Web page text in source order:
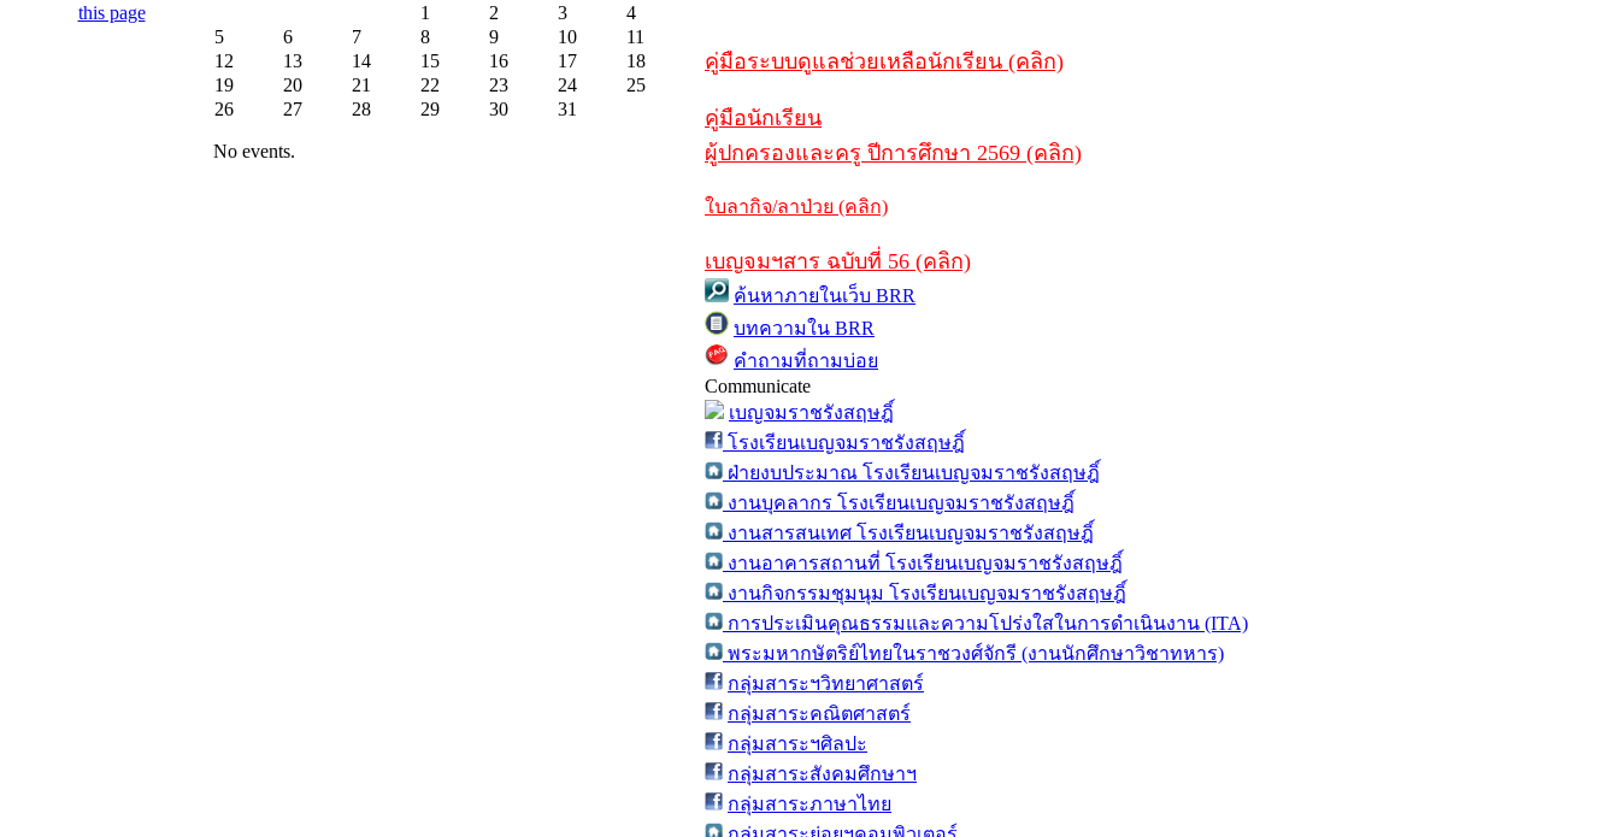
1
2 3
4
5
6 7 8 9 10
11
12
13 14 15 16 17
18
19
20 21 22 23 24
25
26
27 28 29 30 31
No events.
คู่มือระบบดูแลช่วยเหลือนักเรียน (คลิก)
คู่มือนักเรียน
ผู้ปกครองและครู ปีการศึกษา 2569 (คลิก)
ใบลากิจ/ลาป่วย (คลิก)
เบญจมฯสาร ฉบับที่ 56 (คลิก)
ค้นหาภายในเว็บ BRR
บทความใน BRR
คำถามที่ถามบ่อย
Communicate
เบญจมราชรังสฤษฎิ์
โรงเรียนเบญจมราชรังสฤษฎิ์
ฝ่ายงบประมาณ โรงเรียนเบญจมราชรังสฤษฎิ์
งานบุคลากร โรงเรียนเบญจมราชรังสฤษฎิ์
งานสารสนเทศ โรงเรียนเบญจมราชรังสฤษฎิ์
งานอาคารสถานที่ โรงเรียนเบญจมราชรังสฤษฎิ์
งานกิจกรรมชุมนุม โรงเรียนเบญจมราชรังสฤษฎิ์
การประเมินคุณธรรมและความโปร่งใสในการดำเนินงาน (ITA)
พระมหากษัตริย์ไทยในราชวงศ์จักรี (งานนักศึกษาวิชาทหาร)
กลุ่มสาระฯวิทยาศาสตร์
กลุ่มสาระคณิตศาสตร์
กลุ่มสาระฯศิลปะ
กลุ่มสาระสังคมศึกษาฯ
กลุ่มสาระภาษาไทย